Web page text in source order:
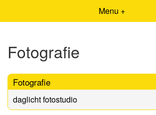
Menu +
Fotografie
Fotografie
daglicht fotostudio